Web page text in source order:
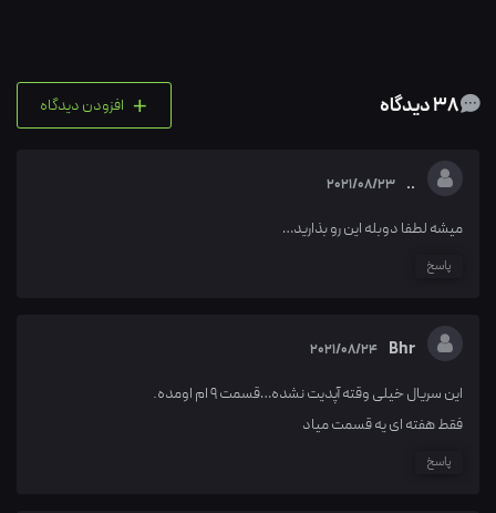
+ افزودن دیدگاه
..
2021/08/23
میشه لطفا دوبله این رو بذارید…
پاسخ
Bhr
2021/08/24
این سریال خیلی وقته آپدیت نشده…قسمت ۹ ام اومده.
فقط هفته ای یه قسمت میاد
پاسخ